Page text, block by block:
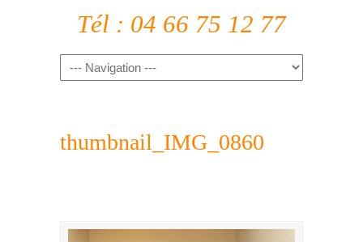
Tél : 04 66 75 12 77
thumbnail_IMG_0860